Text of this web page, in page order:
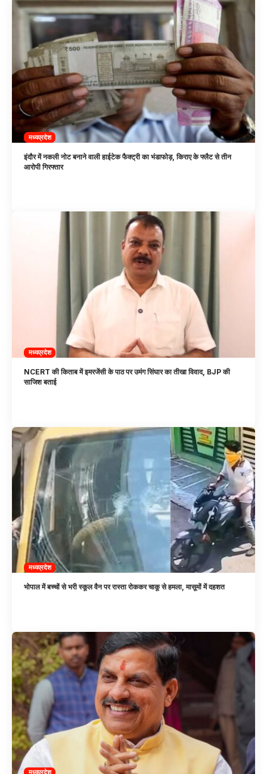
मध्यप्रदेश
इंदौर में नकली नोट बनाने वाली हाईटेक फैक्ट्री का भंडाफोड़, किराए के फ्लैट से तीन
आरोपी गिरफ्तार
मध्यप्रदेश
NCERT की किताब में इमरजेंसी के पाठ पर उमंग सिंघार का तीखा विवाद, BJP की
साजिश बताई
मध्यप्रदेश
भोपाल में बच्चों से भरी स्कूल वैन पर रास्ता रोककर चाकू से हमला, मासूमों में दहशत